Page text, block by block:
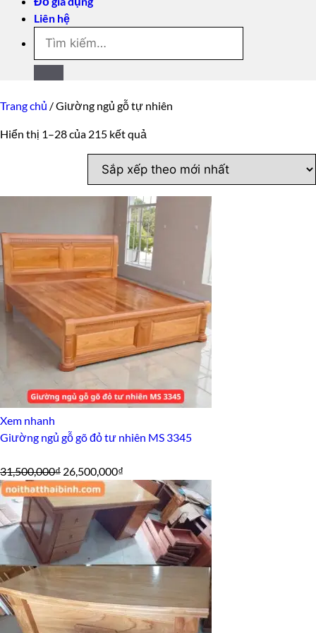
Liên hệ
kiếm:
Trang chủ /Giường ngủ gỗ tự nhiên
Hiển thị 1–28 của 215 kết quả
xếp
theo
mới
nhất
Xem nhanh
Giường ngủ gỗ gõ đỏ tư nhiên MS 3345
31,500,000₫ Giá
gốc
là:
31,500,000₫.
26,500,000₫
hiện
tại
là:
26,500,000₫.